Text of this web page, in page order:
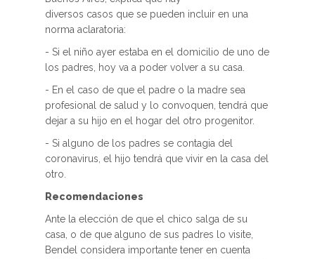
diversos casos que se pueden incluir en una
norma aclaratoria:
- Si el niño ayer estaba en el domicilio de uno de
los padres, hoy va a poder volver a su casa.
- En el caso de que el padre o la madre sea
profesional de salud y lo convoquen, tendrá que
dejar a su hijo en el hogar del otro progenitor.
- Si alguno de los padres se contagia del
coronavirus, el hijo tendrá que vivir en la casa del
otro.
Recomendaciones
Ante la elección de que el chico salga de su
casa, o de que alguno de sus padres lo visite,
Bendel considera importante tener en cuenta